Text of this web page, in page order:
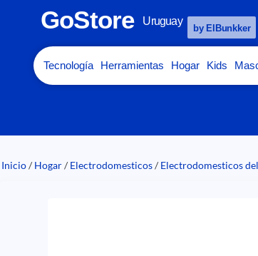
GoStore Uruguay
by ElBunkker
Tecnología Herramientas Hogar Kids
Inicio/ Hogar/ Electrodomesticos/ Electrodomesticos